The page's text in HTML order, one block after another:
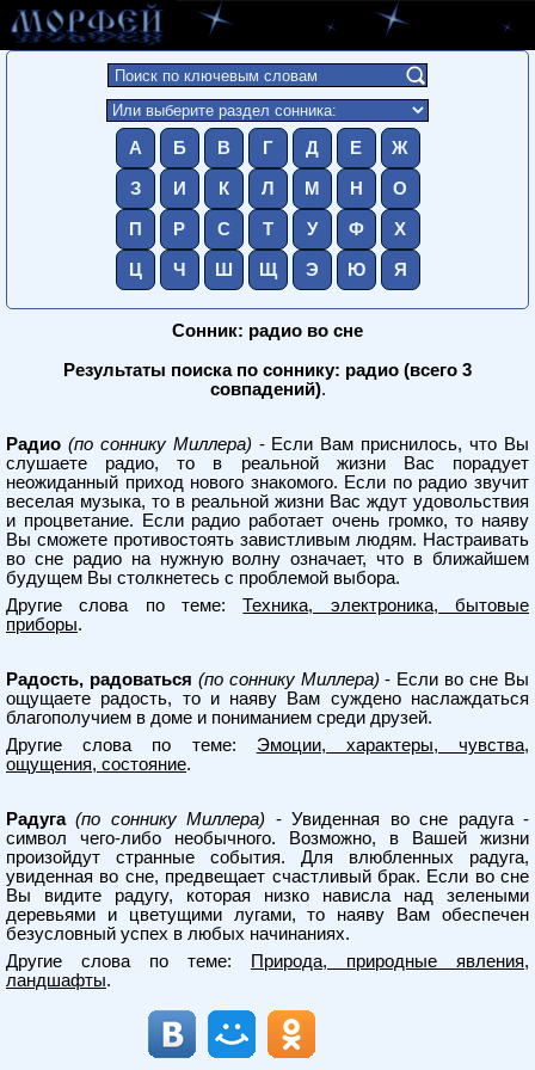
А Б В Г Д Е Ж
З И К Л М Н О
П Р С Т У Ф Х
Ц Ч Ш Щ Э Ю Я
Сонник: радио во сне
Результаты поиска по соннику: радио (всего 3
совпадений).
Радио (по соннику Миллера) - Если Вам приснилось, что Вы
слушаете радио, то в реальной жизни Вас порадует
неожиданный приход нового знакомого. Если по радио звучит
веселая музыка, то в реальной жизни Вас ждут удовольствия
и процветание. Если радио работает очень громко, то наяву
Вы сможете противостоять завистливым людям. Настраивать
во сне радио на нужную волну означает, что в ближайшем
будущем Вы столкнетесь с проблемой выбора.
Другие слова по теме:Техника, электроника, бытовые
приборы.
Радость, радоваться (по соннику Миллера) - Если во сне Вы
ощущаете радость, то и наяву Вам суждено наслаждаться
благополучием в доме и пониманием среди друзей.
Другие слова по теме: Эмоции, характеры, чувства,
ощущения, состояние.
Радуга (по соннику Миллера) - Увиденная во сне радуга -
символ чего-либо необычного. Возможно, в Вашей жизни
произойдут странные события. Для влюбленных радуга,
увиденная во сне, предвещает счастливый брак. Если во сне
Вы видите радугу, которая низко нависла над зелеными
деревьями и цветущими лугами, то наяву Вам обеспечен
безусловный успех в любых начинаниях.
Другие слова по теме:
Природа, природные явления,
ландшафты.